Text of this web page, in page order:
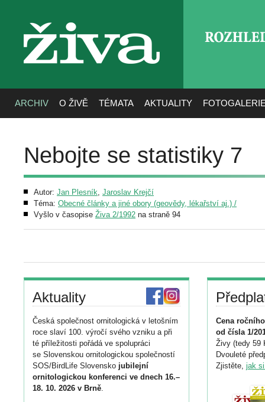
živa
ARCHIV O ŽIVĚ TÉMATA AKTUALITY
Nebojte se statistiky 7
Autor: Jan Plesník, Jaroslav Krejčí
Téma: Obecné články a jiné obory (geovědy, lékařství aj.) /
Vyšlo v časopise Živa 2/1992 na straně 94
Aktuality
Česká společnost ornitologická v letošním
roce slaví 100. výročí svého vzniku a při
té příležitosti pořádá ve spolupráci
se Slovenskou ornitologickou společností
SOS/BirdLife Slovensko jubilejní
ornitologickou konferenci ve dnech 16.–
18. 10. 2026 v Brně.
Cena
od čísla 1/
Živy (tedy 59
Dvouleté
Zjistěte, jak